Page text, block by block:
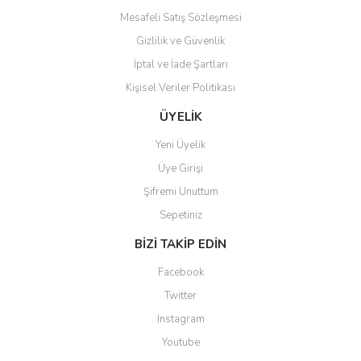
Gönder
Mesafeli Satış Sözleşmesi
Gizlilik ve Güvenlik
İptal ve İade Şartları
Kişisel Veriler Politikası
ÜYELİK
Yeni Üyelik
Üye Girişi
Şifremi Unuttum
Sepetiniz
BİZİ TAKİP EDİN
Facebook
Twitter
Instagram
Youtube